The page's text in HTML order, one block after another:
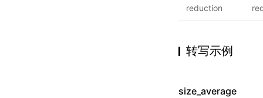
reduction
转写示例
size_average